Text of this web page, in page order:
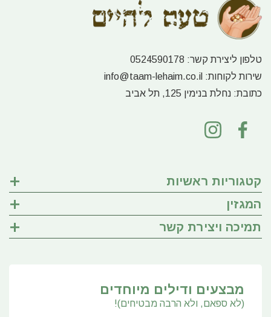
טלפון ליצירת קשר: 0524590178
שירות לקוחות: info@taam-lehaim.co.il
כתובת: נחלת בנימין 125, תל אביב
קטגוריות ראשיות
המגזין
תמיכה ויצירת קשר
מבצעים ודילים מיוחדים
(לא ספאם, ולא הרבה מבטיחים)!